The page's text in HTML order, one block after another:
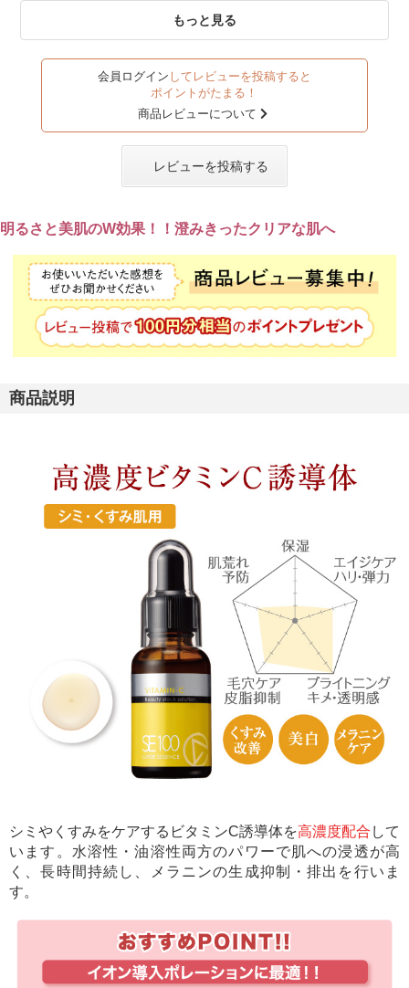
もっと見る
会員ログイン してレビューを投稿すると
ポイントがたまる！
商品レビューについて
レビューを投稿する
明るさと美肌のW効果！！澄みきったクリアな肌へ
商品説明
シミやくすみをケアするビタミンC誘導体を高濃度配合 して
います。水溶性・油溶性両方のパワーで肌への浸透が高
く、長時間持続し、メラニンの生成抑制・排出を行いま
す。